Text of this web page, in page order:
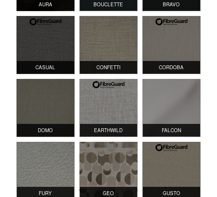
AURA BOUCLETTE BRAVO
CASUAL CONFETTI CORDOBA
DOMO EARTHWILD FALCON
FURY GEO GUSTO